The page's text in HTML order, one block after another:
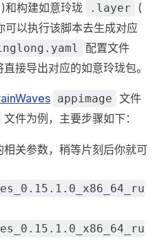
)和构建如意玲珑 .layer (
可以执行该脚本去生成对应
配置文件
接导出对应的如意玲珑包。
appimage 文件
文件为例，主要步骤如下：
关参数，稍等片刻后你就可